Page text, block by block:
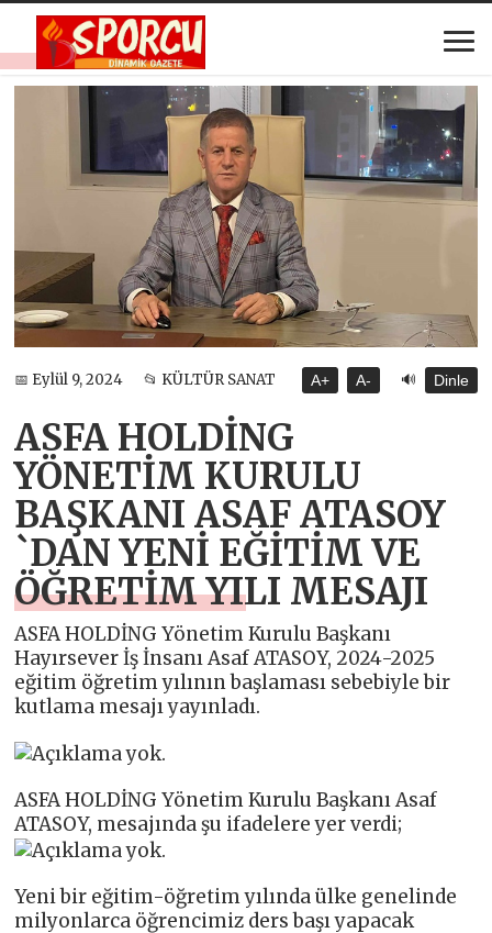
📅 Eylül 9, 2024 📂 KÜLTÜR SANAT A+ A- 🔊 Dinle
ASFA HOLDİNG
YÖNETİM KURULU
BAŞKANI ASAF ATASOY
`DAN YENİ EĞİTİM VE
ÖĞRETİM YILI MESAJI
ASFA HOLDİNG Yönetim Kurulu Başkanı
Hayırsever İş İnsanı Asaf ATASOY, 2024-2025
eğitim öğretim yılının başlaması sebebiyle bir
kutlama mesajı yayınladı.
ASFA HOLDİNG Yönetim Kurulu Başkanı Asaf
ATASOY, mesajında şu ifadelere yer verdi;
Yeni bir eğitim-öğretim yılında ülke genelinde
milyonlarca öğrencimiz ders başı yapacak